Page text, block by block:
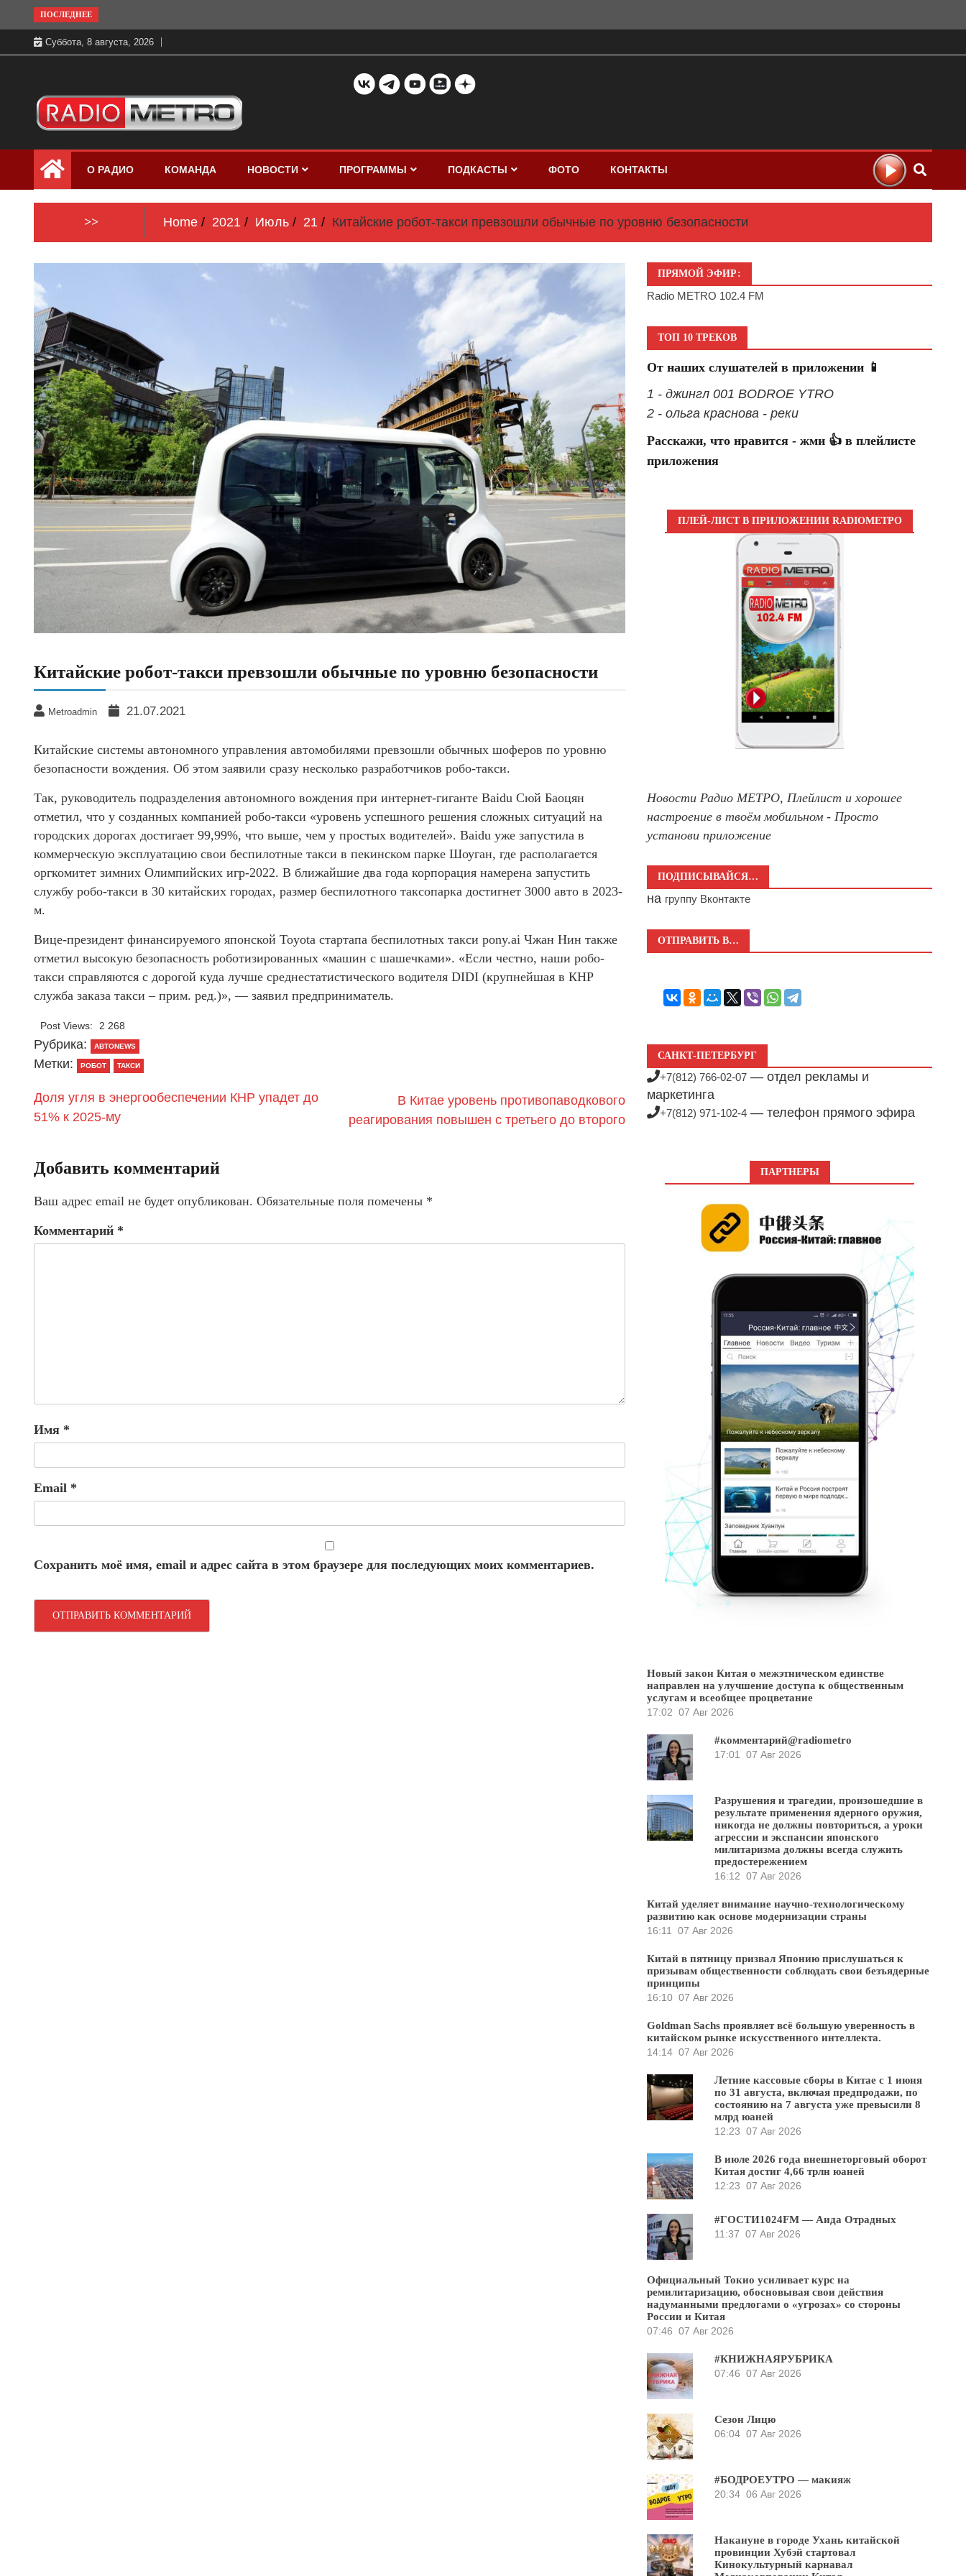
to
content
ПОСЛЕДНЕЕ
Суббота, 8 августа, 2026
Радио МЕТРО
бесплатно в хорошем качестве Санкт-
Петербург и Россия
О РАДИО КОМАНДА НОВОСТИ ПРОГРАММЫ ПОДКАСТЫ ФОТО КОНТАКТЫ
>> Home 2021 Июль 21 Китайские робот-такси превзошли обычные по уровню безопасности
Китайские робот-такси превзошли обычные по уровню безопасности
Metroadmin 21.07.2021
Китайские системы автономного управления автомобилями превзошли обычных шоферов по уровню
безопасности вождения. Об этом заявили сразу несколько разработчиков робо-такси.
Так, руководитель подразделения автономного вождения при интернет-гиганте Baidu Сюй Баоцян
отметил, что у созданных компанией робо-такси «уровень успешного решения сложных ситуаций на
городских дорогах достигает 99,99%, что выше, чем у простых водителей». Baidu уже запустила в
коммерческую эксплуатацию свои беспилотные такси в пекинском парке Шоуган, где располагается
оргкомитет зимних Олимпийских игр-2022. В ближайшие два года корпорация намерена запустить
службу робо-такси в 30 китайских городах, размер беспилотного таксопарка достигнет 3000 авто в 2023-
м.
Вице-президент финансируемого японской Toyota стартапа беспилотных такси pony.ai Чжан Нин также
отметил высокую безопасность роботизированных «машин с шашечками». «Если честно, наши робо-
такси справляются с дорогой куда лучше среднестатистического водителя DIDI (крупнейшая в КНР
служба заказа такси – прим. ред.)», — заявил предприниматель.
Post Views: 2 268
Рубрика: АВТОNEWS
Метки: РОБОТ ТАКСИ
Доля угля в энергообеспечении КНР упадет до
51% к 2025-му
В Китае уровень противопаводкового
реагирования повышен с третьего до второго
Добавить комментарий
Ваш адрес email не будет опубликован. Обязательные поля помечены *
Комментарий *
Имя *
Email *
Сохранить моё имя, email и адрес сайта в этом браузере для последующих моих комментариев.
ПРЯМОЙ ЭФИР:
Radio METRO 102.4 FM
ТОП 10 ТРЕКОВ
От наших слушателей в приложении 📱
1 - джингл 001 BODROE YTRO
2 - ольга краснова - реки
Расскажи, что нравится - жми 👍 в плейлисте
приложения
ПЛЕЙ-ЛИСТ В ПРИЛОЖЕНИИ RADIOМЕТРО
Новости Радио МЕТРО, Плейлист и хорошее
настроение в твоём мобильном - Просто
установи приложение
ПОДПИСЫВАЙСЯ…
на группу Вконтакте
ОТПРАВИТЬ В…
САНКТ-ПЕТЕРБУРГ
+7(812) 766-02-07 — отдел рекламы и
маркетинга
+7(812) 971-102-4 — телефон прямого эфира
ПАРТНЕРЫ
Новый закон Китая о межэтническом единстве
направлен на улучшение доступа к общественным
услугам и всеобщее процветание
17:02 07 Авг 2026
#комментарий@radiometro
17:01
07 Авг 2026
Разрушения и трагедии, произошедшие в
результате применения ядерного оружия,
никогда не должны повториться, а уроки
агрессии и экспансии японского
милитаризма должны всегда служить
предостережением
16:12 07 Авг 2026
Китай уделяет внимание научно-технологическому
развитию как основе модернизации страны
16:11
07 Авг 2026
Китай в пятницу призвал Японию прислушаться к
призывам общественности соблюдать свои безъядерные
принципы
16:10 07 Авг 2026
Goldman Sachs проявляет всё большую уверенность в
китайском рынке искусственного интеллекта.
14:14 07 Авг 2026
Летние кассовые сборы в Китае с 1 июня
по 31 августа, включая предпродажи, по
состоянию на 7 августа уже превысили 8
млрд юаней
12:23 07 Авг 2026
В июле 2026 года внешнеторговый оборот
Китая достиг 4,66 трлн юаней
12:23 07 Авг 2026
#ГОСТИ1024FM — Аида Отрадных
11:37 07 Авг 2026
Официальный Токио усиливает курс на
ремилитаризацию, обосновывая свои действия
надуманными предлогами о «угрозах» со стороны
России и Китая
07:46 07 Авг 2026
#КНИЖНАЯРУБРИКА
07:46 07 Авг 2026
Сезон Лицю
06:04 07 Авг 2026
#БОДРОЕУТРО — макияж
20:34 06 Авг 2026
Накануне в городе Ухань китайской
провинции Хубэй стартовал
Кинокультурный карнавал